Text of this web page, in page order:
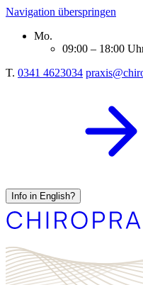
Navigation überspringen
Mo.
09:00 – 18:00
T. 0341 4623034
Info in English?